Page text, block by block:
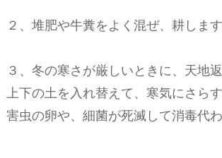
２、堆肥や牛糞をよく混ぜ、耕しま
３、冬の寒さが厳しいときに、天地
上下の土を入れ替えて、寒気にさら
害虫の卵や、細菌が死滅して消毒代